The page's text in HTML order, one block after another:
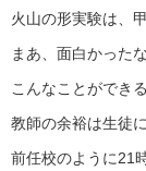
火山の形実験は、
まあ、面白かったな
こんなことができ
教師の余裕は生徒
前任校のように21